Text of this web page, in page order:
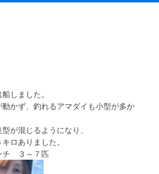
しました。
かず、釣れるアマダイも小型が多か
が混じるようになり、
ロありました。
チ ３～７匹